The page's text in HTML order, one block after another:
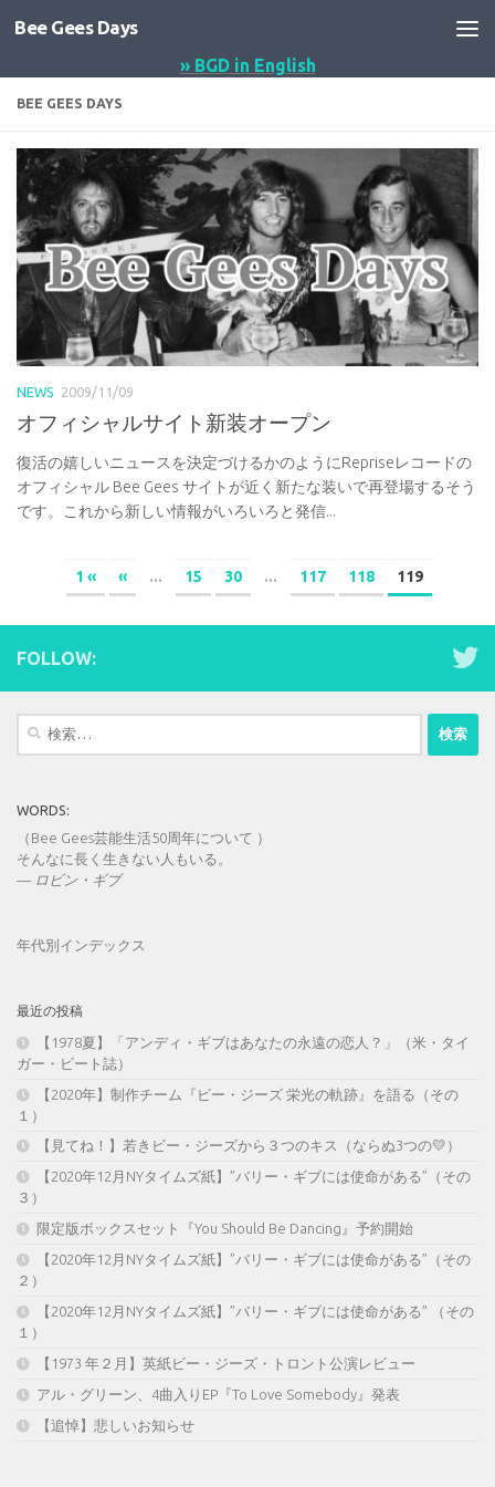
コンテンツへスキップ
Bee Gees Days
» BGD in English
BEE GEES DAYS
NEWS 2009/11/09
オフィシャルサイト新装オープン
復活の嬉しいニュースを決定づけるかのようにRepriseレコードの
オフィシャル Bee Gees サイトが近く新たな装いで再登場するそう
です。これから新しい情報がいろいろと発信...
1 « « ... 15 30 ... 117 118 119
FOLLOW:
WORDS:
（Bee Gees芸能生活50周年について ）
そんなに長く生きない人もいる。
— ロビン・ギブ
年代別インデックス
最近の投稿
【1978夏】「アンディ・ギブはあなたの永遠の恋人？」（米・タイ
ガー・ビート誌）
【2020年】制作チーム『ビー・ジーズ 栄光の軌跡』を語る（その
１）
【見てね！】若きビー・ジーズから３つのキス（ならぬ3つの💛）
【2020年12月NYタイムズ紙】”バリー・ギブには使命がある”（その
３）
限定版ボックスセット『You Should Be Dancing』予約開始
【2020年12月NYタイムズ紙】”バリー・ギブには使命がある”（その
２）
【2020年12月NYタイムズ紙】”バリー・ギブには使命がある” （その
１）
【1973 年２月】英紙ビー・ジーズ・トロント公演レビュー
アル・グリーン、4曲入りEP『To Love Somebody』発表
【追悼】悲しいお知らせ